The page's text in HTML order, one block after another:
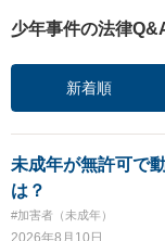
少年事件の法律
新着順
未成年が無許可で
は？
#加害者（未成年）
2026年8月10日